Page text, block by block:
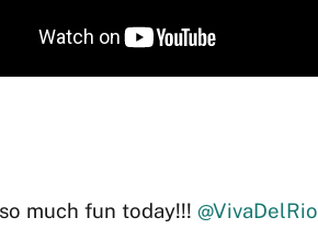
much fun today!!! @VivaDelRio